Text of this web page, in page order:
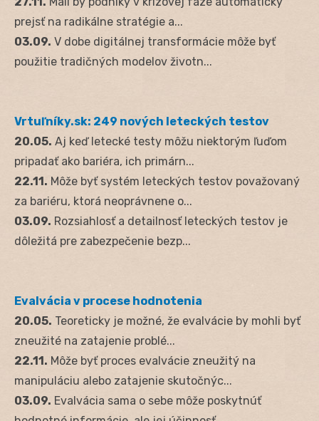
prejsť na radikálne stratégie a...
03.09. V dobe digitálnej transformácie môže byť
použitie tradičných modelov životn...
Vrtuľníky.sk: 249 nových leteckých testov
20.05. Aj keď letecké testy môžu niektorým ľuďom
pripadať ako bariéra, ich primárn...
22.11. Môže byť systém leteckých testov považovaný
za bariéru, ktorá neoprávnene o...
03.09. Rozsiahlosť a detailnosť leteckých testov je
dôležitá pre zabezpečenie bezp...
Evalvácia v procese hodnotenia
20.05. Teoreticky je možné, že evalvácie by mohli byť
zneužité na zatajenie problé...
22.11. Môže byť proces evalvácie zneužitý na
manipuláciu alebo zatajenie skutočnýc...
03.09. Evalvácia sama o sebe môže poskytnúť